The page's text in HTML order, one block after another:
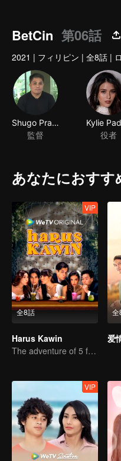
BetCin 第06話
2021 | フィリピン | 全8話 |
Shugo Praico
監督
Kylie
役者
あなたにおすす
全8話
VIP
Harus Kawin
The adventure of 5 friends looking for a soulmate!
全
爱
VIP